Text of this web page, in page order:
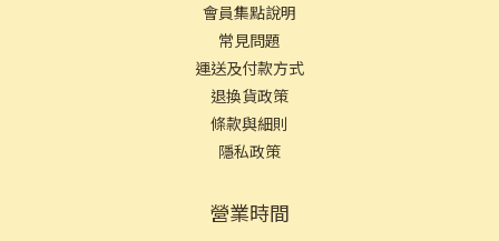
會員集點說明
常見問題
運送及付款方式
退換貨政策
條款與細則
隱私政策
營業時間